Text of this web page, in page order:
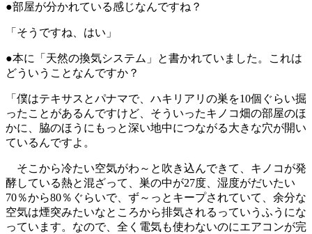
●部屋が分かれている感じなんですね？
「そうですね、はい」
●本に「天然の換気システム」と書かれていました。これは
どういうことなんですか？
「僕はテキサスとパナマで、ハキリアリの巣を10個ぐらい掘
ったことがあるんですけど、そういったキノコ畑の部屋のほ
かに、脇のほうにもっと深い地中につながる大きな穴が開い
ているんですよ。
そこから冷たい空気がわ～と吹き込んできて、キノコが発
酵している熱と混ざって、巣の中が27度、湿度がだいたい
70％から80％ぐらいで、ず～っとキープされていて、余分な
空気は煙突みたいなところから排気されるっていうふうにな
っています。なので、全く電気も使わないのにエアコンが完